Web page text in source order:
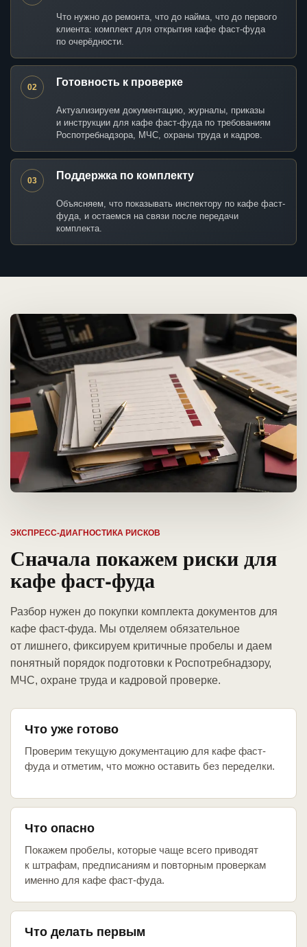
Что нужно до ремонта, что до найма, что до первого
клиента: комплект для открытия кафе фаст-фуда
по очерёдности.
02 Готовность к проверке
Актуализируем документацию, журналы, приказы
и инструкции для кафе фаст-фуда по требованиям
Роспотребнадзора, МЧС, охраны труда и кадров.
03 Поддержка по комплекту
Объясняем, что показывать инспектору по кафе фаст-
фуда, и остаемся на связи после передачи
комплекта.
ЭКСПРЕСС-ДИАГНОСТИКА РИСКОВ
Сначала покажем риски для
кафе фаст-фуда
Разбор нужен до покупки комплекта документов для
кафе фаст-фуда. Мы отделяем обязательное
от лишнего, фиксируем критичные пробелы и даем
понятный порядок подготовки к Роспотребнадзору,
МЧС, охране труда и кадровой проверке.
Что уже готово
Проверим текущую документацию для кафе фаст-
фуда и отметим, что можно оставить без переделки.
Что опасно
Покажем пробелы, которые чаще всего приводят
к штрафам, предписаниям и повторным проверкам
именно для кафе фаст-фуда.
Что делать первым